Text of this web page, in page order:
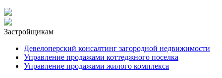
Застройщикам
Девелоперский консалтинг загородной недвижимости
Управление продажами коттеджного поселка
Управление продажами жилого комплекса